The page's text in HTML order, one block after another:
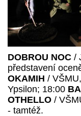
DOBROU NOC /
představení
OKAMIH /
Ypsilon; 18:00
OTHELLO /
- tamtéž.